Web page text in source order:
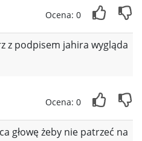
Ocena: 0
z podpisem jahira wygląda
Ocena: 0
głowę żeby nie patrzeć na